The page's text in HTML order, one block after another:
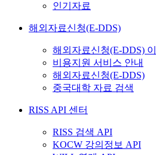
인기자료
해외자료신청(E-DDS)
해외자료신청(E-DDS)
비용지원 서비스 안내
해외자료신청(E-DDS)
중국대학 자료 검색
RISS API 센터
RISS 검색 API
KOCW 강의정보 API